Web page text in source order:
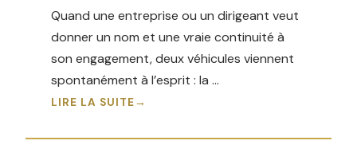
Quand une entreprise ou un dirigeant veut
donner un nom et une vraie continuité à
son engagement, deux véhicules viennent
spontanément à l’esprit : la …
LIRE LA SUITE